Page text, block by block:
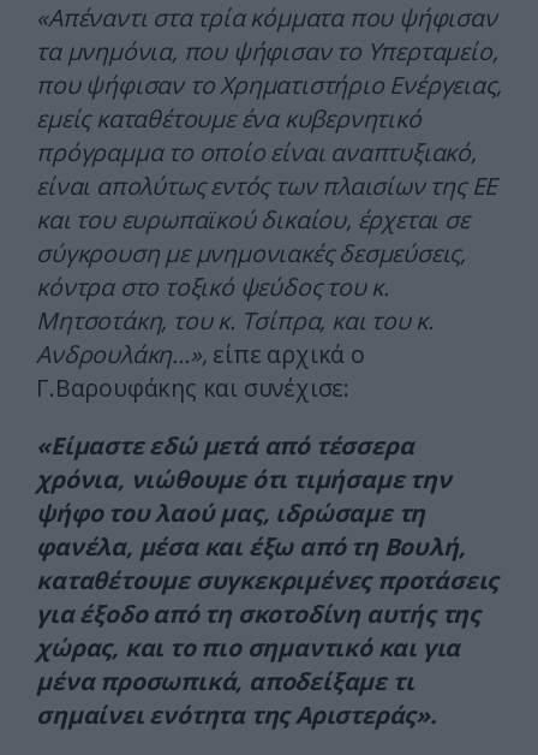
«Απέναντι στα τρία κόμματα που ψήφισαν
τα μνημόνια, που ψήφισαν το Υπερταμείο,
που ψήφισαν το Χρηματιστήριο Ενέργειας,
εμείς καταθέτουμε ένα κυβερνητικό
πρόγραμμα το οποίο είναι αναπτυξιακό,
είναι απολύτως εντός των πλαισίων της ΕΕ
και του ευρωπαϊκού δικαίου, έρχεται σε
σύγκρουση με μνημονιακές δεσμεύσεις,
κόντρα στο τοξικό ψεύδος του κ.
Μητσοτάκη, του κ. Τσίπρα, και του κ.
Ανδρουλάκη…», είπε αρχικά ο
Γ.Βαρουφάκης και συνέχισε:
«Είμαστε εδώ μετά από τέσσερα
χρόνια, νιώθουμε ότι τιμήσαμε την
ψήφο του λαού μας, ιδρώσαμε τη
φανέλα, μέσα και έξω από τη Βουλή,
καταθέτουμε συγκεκριμένες προτάσεις
για έξοδο από τη σκοτοδίνη αυτής της
χώρας, και το πιο σημαντικό και για
μένα προσωπικά, αποδείξαμε τι
σημαίνει ενότητα της Αριστεράς».